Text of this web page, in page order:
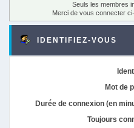
Seuls les membres
Merci de vous connecter
IDENTIFIEZ-VOUS
Mot de
Durée de connexion (en
Toujours